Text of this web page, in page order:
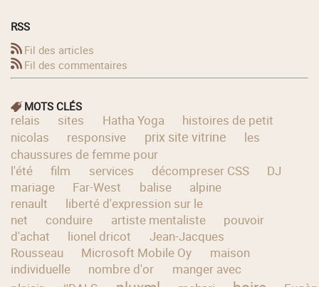
RSS
Fil des articles
Fil des commentaires
MOTS CLÉS
relais sites Hatha Yoga
histoires de petit
nicolas
responsive prix site vitrine
les
chaussures de femme pour
l'été
film services décompreser CSS
DJ
mariage
Far-West balise
alpine
renault
liberté d'expression sur le
net
conduire artiste mentaliste
pouvoir
d'achat
lionel dricot
Jean-Jacques
Rousseau
Microsoft Mobile Oy
maison
individuelle
nombre d'or
manger avec